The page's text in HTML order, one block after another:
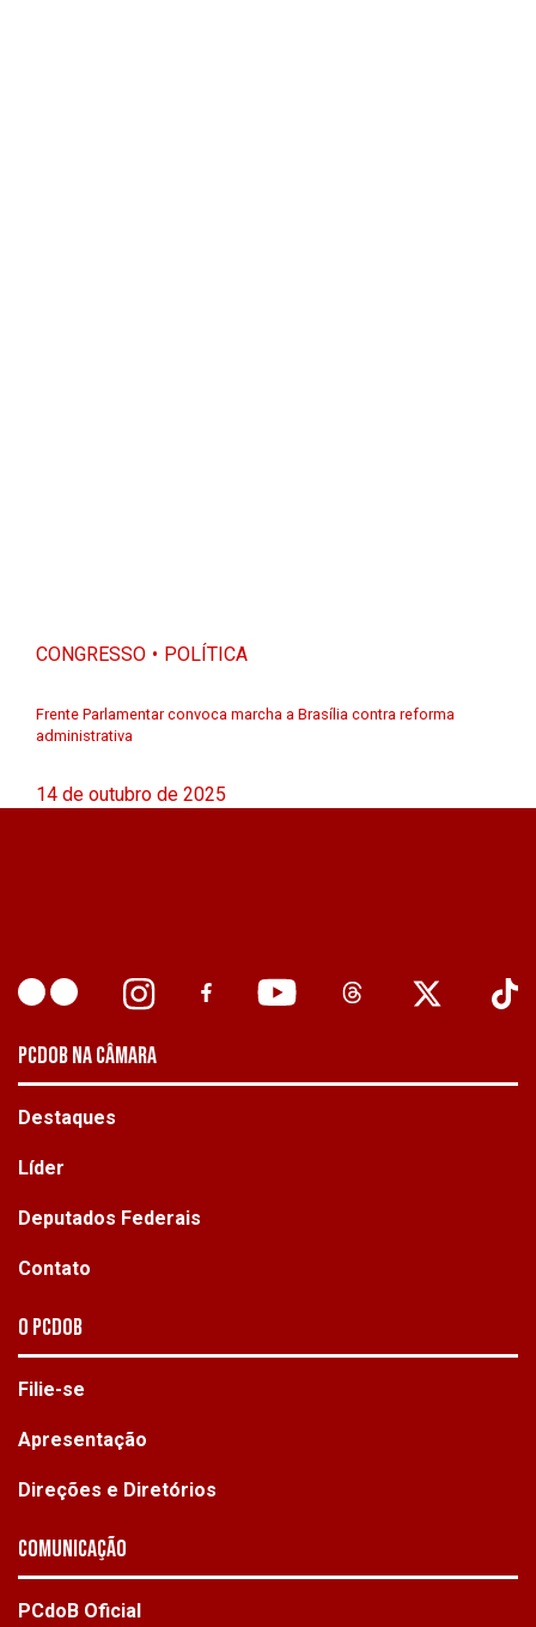
CONGRESSO POLÍTICA
Frente Parlamentar convoca marcha a Brasília contra reforma
administrativa
14 de outubro de 2025
PCDOB NA CÂMARA
Destaques
Líder
Deputados Federais
Contato
O PCdoB
Filie-se
Apresentação
Direções e Diretórios
Comunicação
PCdoB Oficial